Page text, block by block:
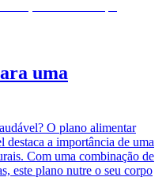
uma
O plano alimentar
destaca a importância de uma
Com uma combinação de
este plano nutre o seu corpo